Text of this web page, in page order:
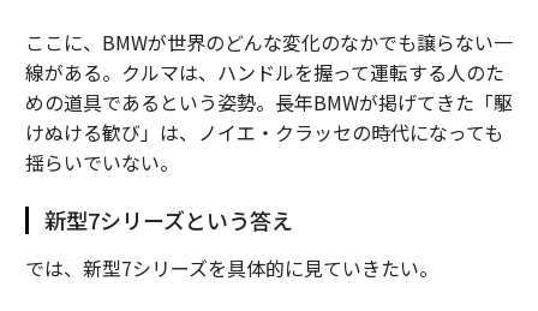
ここに、BMWが世界のどんな変化のなかでも譲らない一
線がある。クルマは、ハンドルを握って運転する人のた
めの道具であるという姿勢。長年BMWが掲げてきた「駆
けぬける歓び」は、ノイエ・クラッセの時代になっても
揺らいでいない。
新型7シリーズという答え
では、新型7シリーズを具体的に見ていきたい。